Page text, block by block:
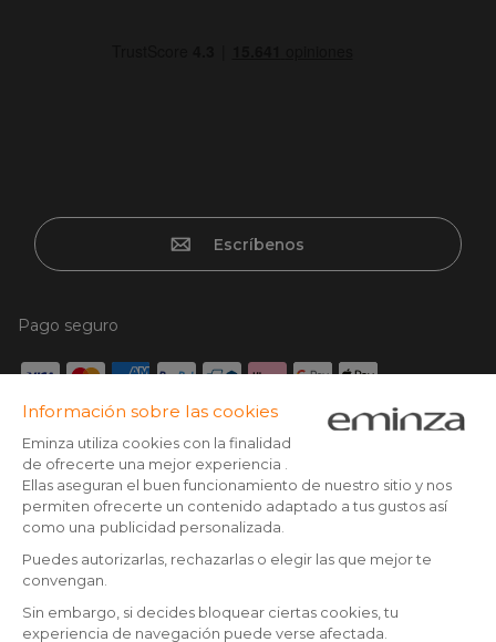
Escríbenos
Pago seguro
Tarjeta de crédito, Paypal, Transferencia bancaria, Klarna x3
con tarjeta sin cargos, Google/Apple pay
Síguenos en:
© Copyright 2025 Eminza | Derechos reservados |
FRANCIAESP